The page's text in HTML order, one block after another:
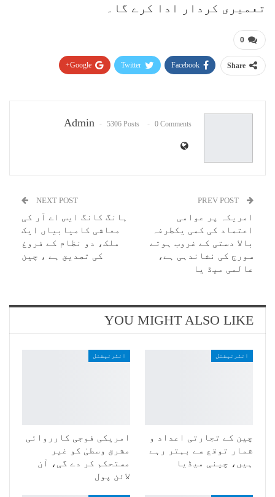
تعمیری کردار ادا کرے گا۔
0
Share
Facebook
Twitter
Google+
Admin 5306 Posts 0 Comments
امریکہ پر عوامی
اعتماد کی کمی یکطرفہ
بالا دستی کے غروب ہوتے
سورج کی نشاندہی ہے،
عالمی میڈ یا
NEXT POST
ہانگ کانگ ایس اے آر کی
معاشی کامیابیاں ایک
ملک، دو نظام کے فروغ
کی تصدیق ہے ، چین
YOU MIGHT ALSO LIKE
انٹرنیشنل
چین کے تجارتی اعداد و
شمار توقع سے بہتر رہے
ہیں، چینی میڈیا
انٹرنیشنل
امریکی فوجی کارروائی
مشرق وسطیٰ کو غیر
مستحکم کر دے گی، آن
لائن پول